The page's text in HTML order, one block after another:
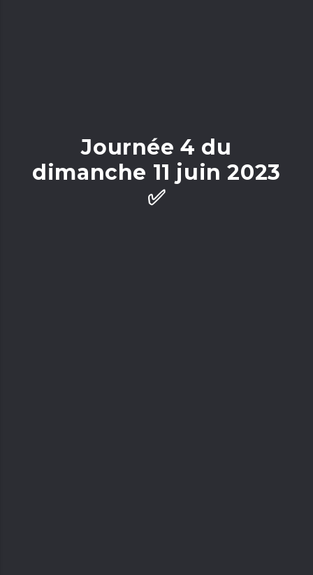
Journée 4 du
dimanche 11 juin 2023
✅